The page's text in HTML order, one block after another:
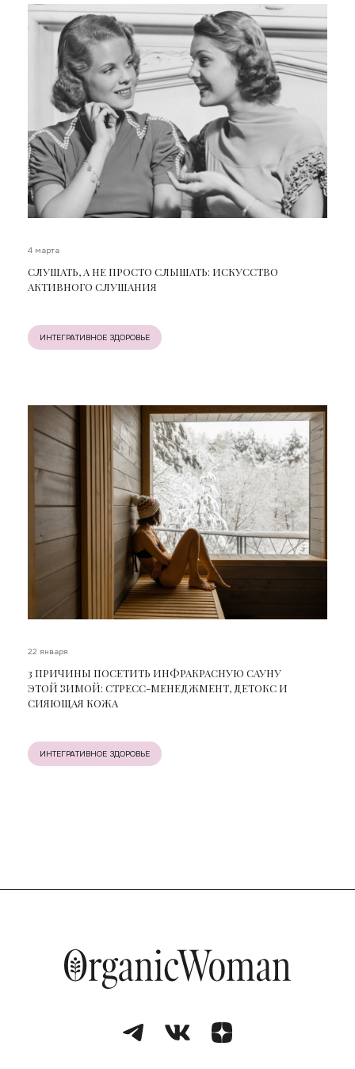
4 марта
СЛУШАТЬ, А НЕ ПРОСТО СЛЫШАТЬ: ИСКУССТВО
АКТИВНОГО СЛУШАНИЯ
ИНТЕГРАТИВНОЕ ЗДОРОВЬЕ
22 января
3 ПРИЧИНЫ ПОСЕТИТЬ ИНФРАКРАСНУЮ САУНУ
ЭТОЙ ЗИМОЙ: СТРЕСС-МЕНЕДЖМЕНТ, ДЕТОКС И
СИЯЮЩАЯ КОЖА
ИНТЕГРАТИВНОЕ ЗДОРОВЬЕ